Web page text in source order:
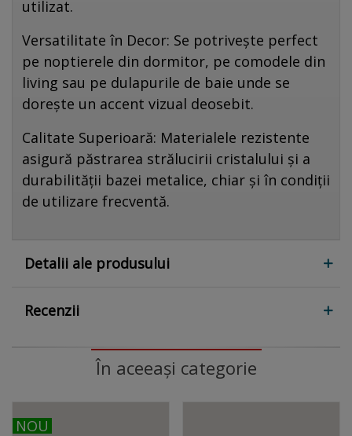
utilizat.
Versatilitate în Decor: Se potrivește perfect
pe noptierele din dormitor, pe comodele din
living sau pe dulapurile de baie unde se
dorește un accent vizual deosebit.
Calitate Superioară: Materialele rezistente
asigură păstrarea strălucirii cristalului și a
durabilității bazei metalice, chiar și în condiții
de utilizare frecventă.
Detalii ale produsului
Recenzii
În aceeași categorie
NOU
NOU